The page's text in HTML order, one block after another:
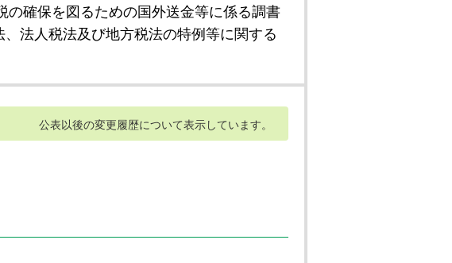
の確保を図るための国外送金等に係る調書
法人税法及び地方税法の特例等に関する
公表以後の変更履歴について表示しています。